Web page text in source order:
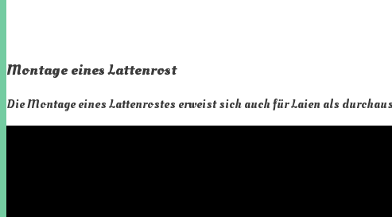
Montage eines Lattenrost
Die Montage eines Lattenrostes erweist sich auch für Laien als